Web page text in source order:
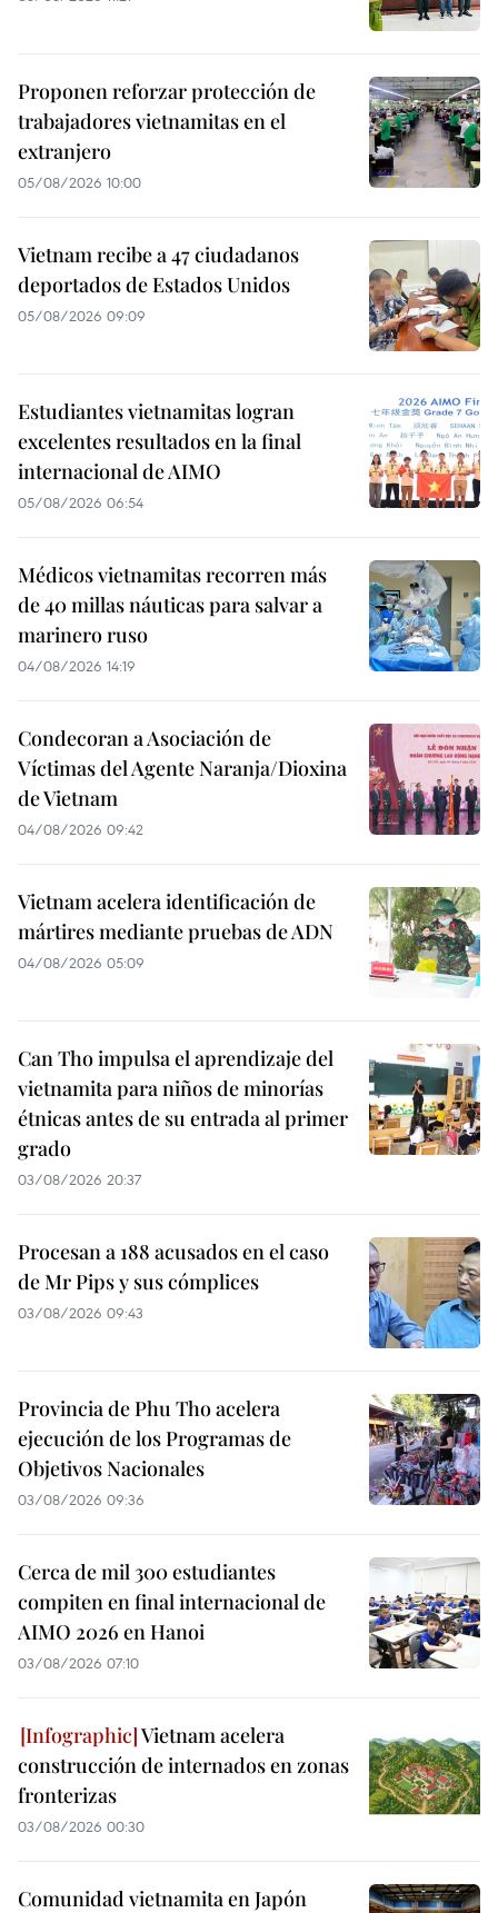
Proponen reforzar protección de
trabajadores vietnamitas en el
extranjero
05/08/2026 10:00
Vietnam recibe a 47 ciudadanos
deportados de Estados Unidos
05/08/2026 09:09
Estudiantes vietnamitas logran
excelentes resultados en la final
internacional de AIMO
05/08/2026 06:54
Médicos vietnamitas recorren más
de 40 millas náuticas para salvar a
marinero ruso
04/08/2026 14:19
Condecoran a Asociación de
Víctimas del Agente Naranja/Dioxina
de Vietnam
04/08/2026 09:42
Vietnam acelera identificación de
mártires mediante pruebas de ADN
04/08/2026 05:09
Can Tho impulsa el aprendizaje del
vietnamita para niños de minorías
étnicas antes de su entrada al primer
grado
03/08/2026 20:37
Procesan a 188 acusados en el caso
de Mr Pips y sus cómplices
03/08/2026 09:43
Provincia de Phu Tho acelera
ejecución de los Programas de
Objetivos Nacionales
03/08/2026 09:36
Cerca de mil 300 estudiantes
compiten en final internacional de
AIMO 2026 en Hanoi
03/08/2026 07:10
Vietnam acelera
construcción de internados en zonas
fronterizas
03/08/2026 00:30
Comunidad vietnamita en Japón